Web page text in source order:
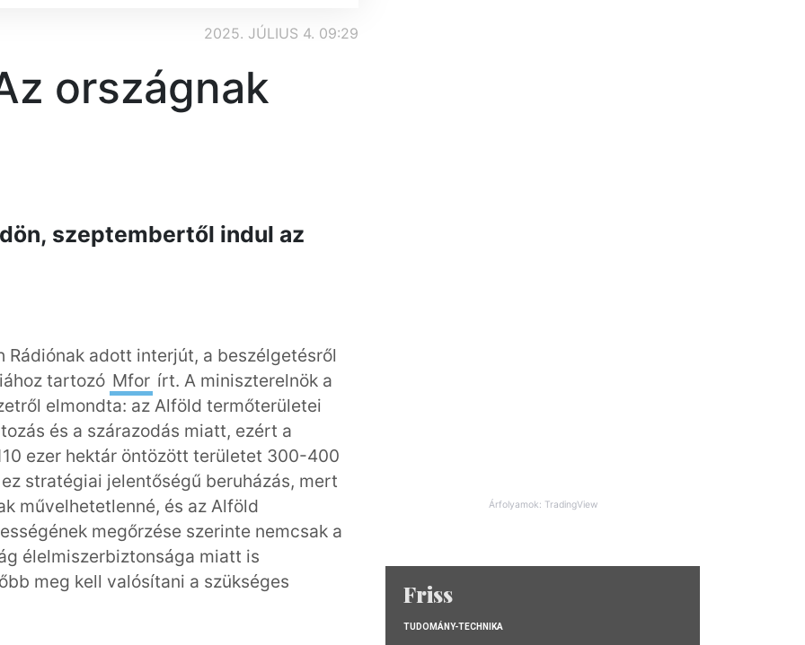
2025. JÚLIUS 4. 09:29
országnak
szeptembertől indul az
adott interjút, a beszélgetésről
tartozó Mfor írt. A miniszterelnök a
elmondta: az Alföld termőterületei
és a szárazodás miatt, ezért a
ezer hektár öntözött területet 300-400
stratégiai jelentőségű beruházás, mert
művelhetetlenné, és az Alföld
megőrzése szerinte nemcsak a
élelmiszerbiztonsága miatt is
meg kell valósítani a szükséges
Árfolyamok: TradingView
Friss
TUDOMÁNY-TECHNIKA